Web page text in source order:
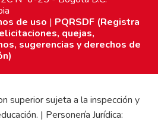
de uso | PQRSDF (Registra
quejas,
sugerencias y derechos de
superior sujeta a la inspección y
| Personería Jurídica: